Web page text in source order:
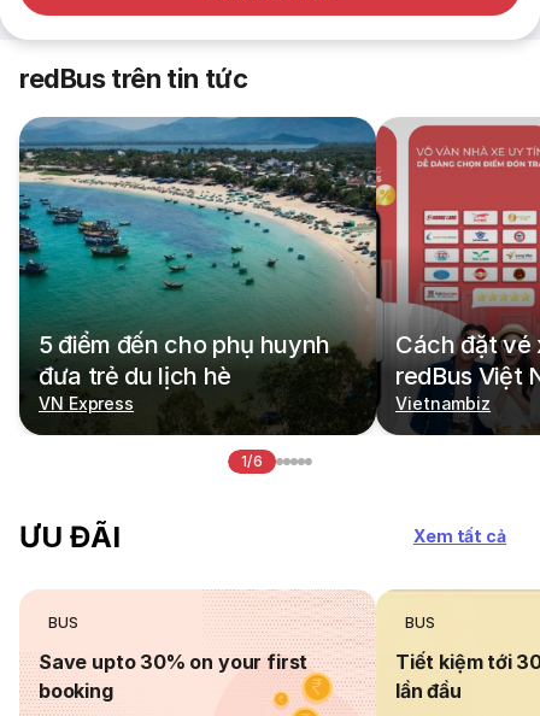
redBus trên tin tức
5 điểm đến cho phụ huynh
đưa trẻ du lịch hè
VN Express
Cách đặt vé
redBus Việt
Vietnambiz
1/6
ƯU ĐÃI Xem tất cả
BUS
Save upto 30% on your first
booking
BUS
Tiết kiệm tới
lần đầu